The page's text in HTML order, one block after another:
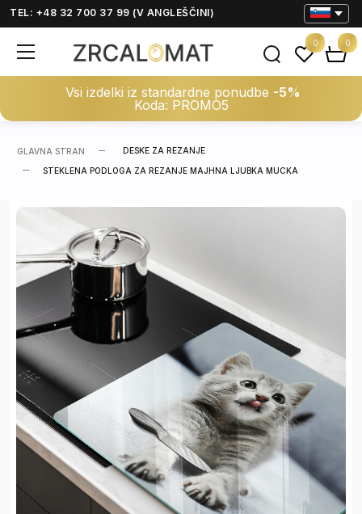
TEL: +48 32 700 37 99 (V ANGLEŠČINI)
Vsi izdelki iz standardne ponudbe -5%
Koda: PROMO5
0 0
GLAVNA STRAN DESKE ZA REZANJE
STEKLENA PODLOGA ZA REZANJE MAJHNA LJUBKA MUCKA